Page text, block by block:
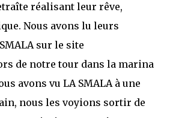
réalisant leur rêve,
Nous avons lu leurs
sur le site
de notre tour dans la marina
avons vu LA SMALA à une
nous les voyions sortir de